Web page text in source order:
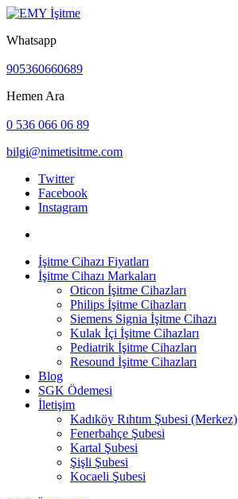
Whatsapp
905360660689
Hemen Ara
0 536 066 06 89
bilgi@nimetisitme.com
Twitter
Facebook
Instagram
İşitme Cihazı Fiyatları
İşitme Cihazı Markaları
Oticon İşitme Cihazları
Philips İşitme Cihazları
Siemens Signia İşitme Cihazı
Kulak İçi İşitme Cihazları
Pediatrik İşitme Cihazları
Resound İşitme Cihazları
Blog
SGK Ödemesi
İletişim
Kadıköy Rıhtım Şubesi (Merkez)
Fenerbahçe Şubesi
Kartal Şubesi
Şişli Şubesi
Kocaeli Şubesi